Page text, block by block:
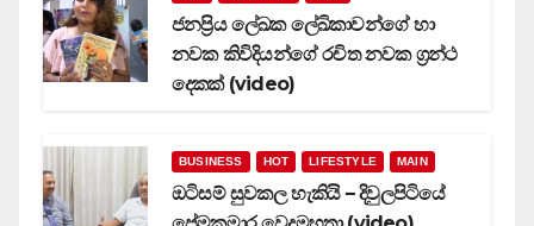
ජනප්‍රිය ලේඛක ලේඛිකාවන්ගේ හා
නවක කිවිදියන්ගේ රචිත නවක ග්‍රන්ථ
දෙකක් (video)
BUSINESS HOT LIFESTYLE MAIN
ඔටිසම් සුවකල හැකියි – දිවුලපිටියේ